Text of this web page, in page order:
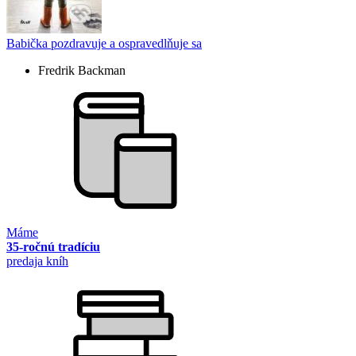
Babička pozdravuje a ospravedlňuje sa
Fredrik Backman
Máme
35-ročnú tradíciu
predaja kníh